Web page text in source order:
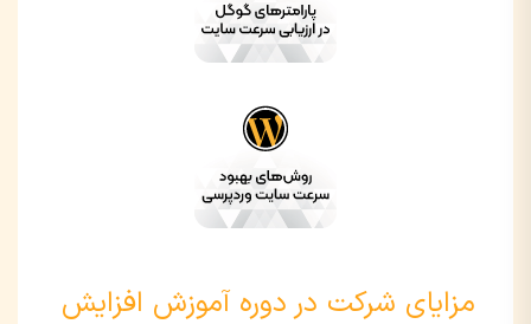
مزایای شرکت در دوره آموزش افزایش